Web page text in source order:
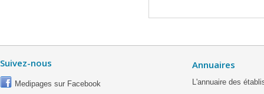
Suivez-nous
Medipages sur Facebook
Annuaires
L'annuaire des